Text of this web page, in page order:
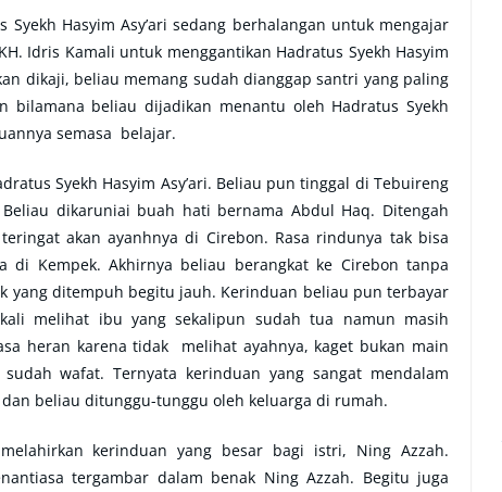
Hasyim Asy’ari sedang berhalangan untuk mengajar
Idris Kamali untuk menggantikan Hadratus Syekh Hasyim
dikaji, beliau memang sudah dianggap santri yang paling
beliau dijadikan menantu oleh Hadratus Syekh
semasa belajar.
Syekh Hasyim Asy’ari. Beliau pun tinggal di Tebuireng
dikaruniai buah hati bernama Abdul Haq. Ditengah
akan ayanhnya di Cirebon. Rasa rindunya tak bisa
Kempek. Akhirnya beliau berangkat ke Cirebon tanpa
yang ditempuh begitu jauh. Kerinduan beliau pun terbayar
melihat ibu yang sekalipun sudah tua namun masih
heran karena tidak melihat ayahnya, kaget bukan main
wafat. Ternyata kerinduan yang sangat mendalam
beliau ditunggu-tunggu oleh keluarga di rumah.
kerinduan yang besar bagi istri, Ning Azzah.
tergambar dalam benak Ning Azzah. Begitu juga